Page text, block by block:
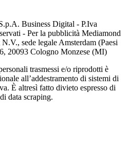
Business Digital - P.Iva
- Per la pubblicità Mediamond
sede legale Amsterdam (Paesi
20093 Cologno Monzese (MI)
trasmessi e/o riprodotti è
all’addestramento di sistemi di
È altresì fatto divieto espresso di
data scraping.